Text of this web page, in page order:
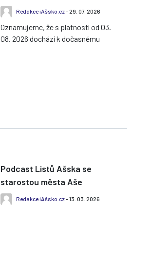
Redakce iAšsko.cz- 29. 07. 2026
Oznamujeme, že s platností od 03.
08. 2026 dochází k dočasnému
Podcast Listů Ašska se
starostou města Aše
Redakce iAšsko.cz- 13. 03. 2026